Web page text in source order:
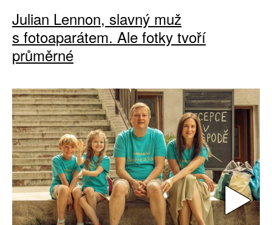
Julian Lennon, slavný muž
s fotoaparátem. Ale fotky tvoří
průměrné